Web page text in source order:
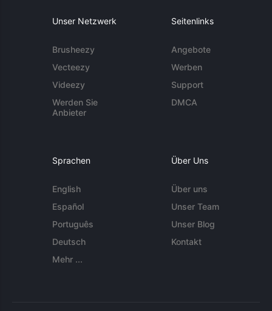
Unser Netzwerk
Brusheezy
Vecteezy
Videezy
Werden Sie
Anbieter
Seitenlinks
Angebote
Werben
Support
DMCA
Sprachen
English
Español
Português
Deutsch
Mehr ...
Über Uns
Über uns
Unser Team
Unser Blog
Kontakt